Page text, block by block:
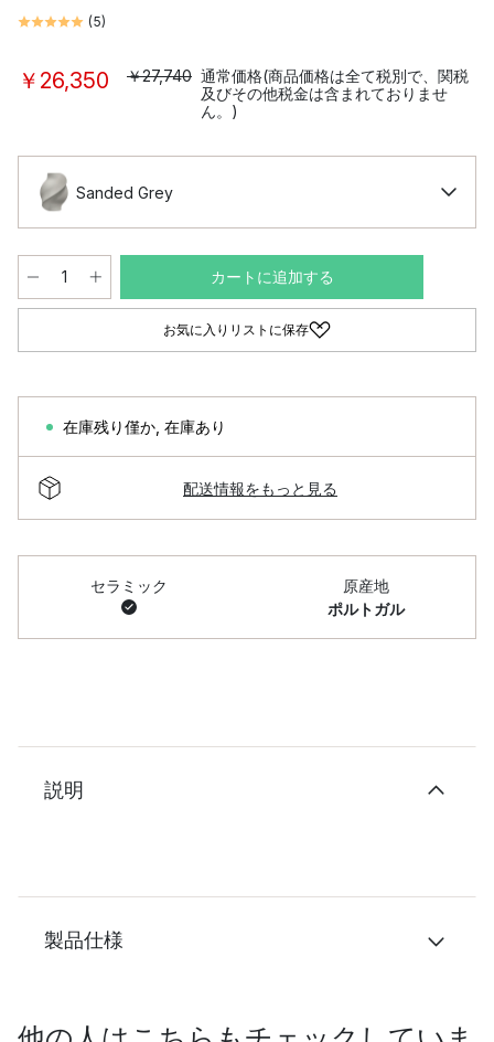
(5)
￥26,350 ￥27,740 通常価格(商品価格は全て税別で、関税
及びその他税金は含まれておりませ
ん。)
Sanded Grey
カートに追加する
お気に入りリストに保存
在庫残り僅か 在庫あり
配送情報をもっと見る
セラミック
原産地
ポルトガル
説明
製品仕様